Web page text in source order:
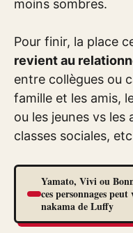
moins sombres.
Pour finir, la place
revient au
entre collègues ou
famille et les amis,
ou les jeunes vs
classes sociales,
Yamato, Vivi ou
ces personnages
nakama de Luffy